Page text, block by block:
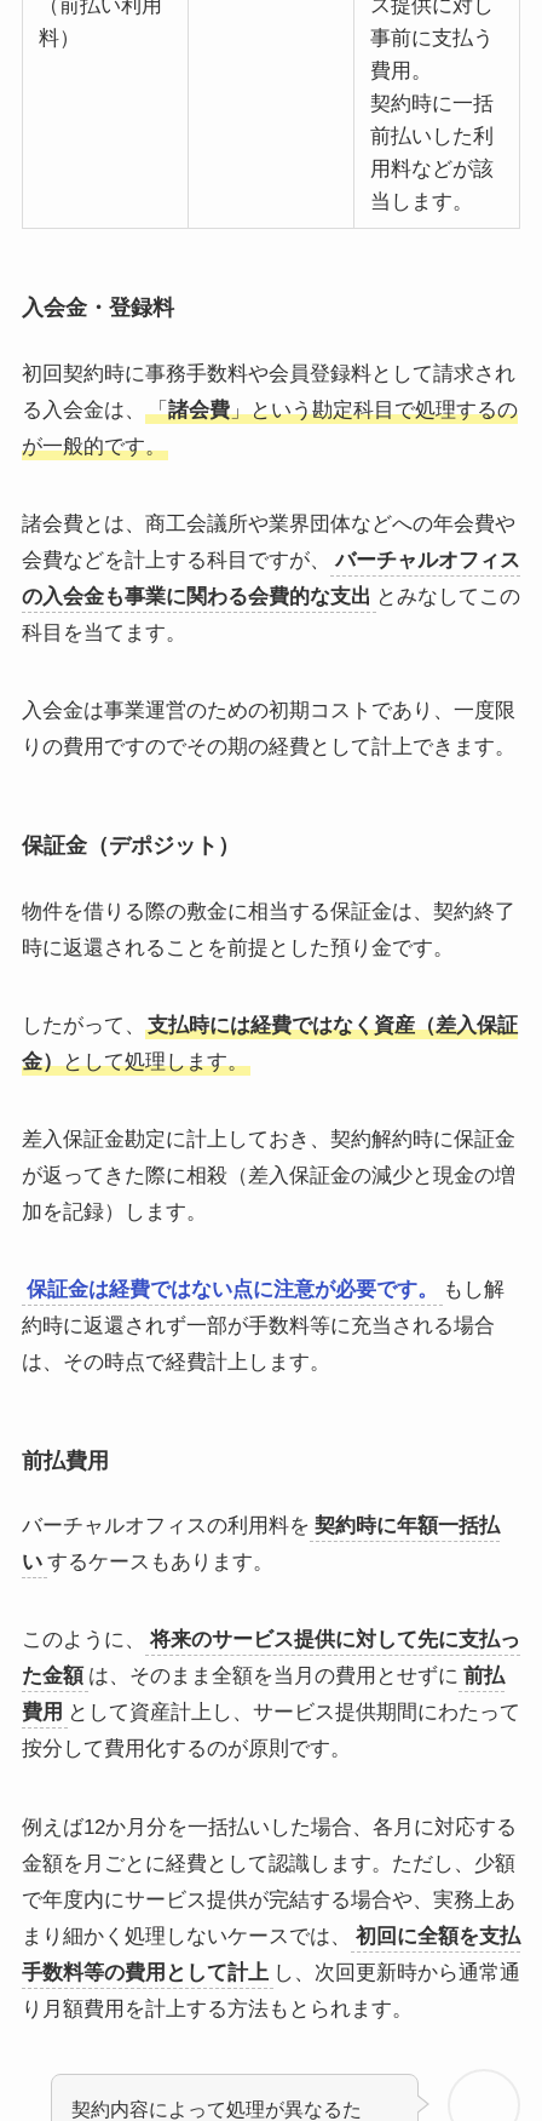
（前払い利用
料）
ス提供に対し
事前に支払う
費用。
契約時に一括
前払いした利
用料などが該
当します。
入会金・登録料
初回契約時に事務手数料や会員登録料として請求され
る入会金は、
「諸会費」という勘定科目で処理するの
が一般的です。
諸会費とは、商工会議所や業界団体などへの年会費や
会費などを計上する科目ですが、
バーチャルオフィス
の入会金も事業に関わる会費的な支出 とみなしてこの
科目を当てます。
入会金は事業運営のための初期コストであり、一度限
りの費用ですのでその期の経費として計上できます。
保証金（デポジット）
物件を借りる際の敷金に相当する保証金は、契約終了
時に返還されることを前提とした預り金です。
したがって、
支払時には経費ではなく資産（差入保証
金）として処理します。
差入保証金勘定に計上しておき、契約解約時に保証金
が返ってきた際に相殺（差入保証金の減少と現金の増
加を記録）します。
保証金は経費ではない点に注意が必要です。
もし解
約時に返還されず一部が手数料等に充当される場合
は、その時点で経費計上します。
前払費用
バーチャルオフィスの利用料を 契約時に年額一括払
い するケースもあります。
このように、
将来のサービス提供に対して先に支払っ
た金額 は、そのまま全額を当月の費用とせずに 前払
費用 として資産計上し、サービス提供期間にわたって
按分して費用化するのが原則です。
例えば12か月分を一括払いした場合、各月に対応する
金額を月ごとに経費として認識します。ただし、少額
で年度内にサービス提供が完結する場合や、実務上あ
まり細かく処理しないケースでは、
初回に全額を支払
手数料等の費用として計上 し、次回更新時から通常通
り月額費用を計上する方法もとられます。
契約内容によって処理が異なるた